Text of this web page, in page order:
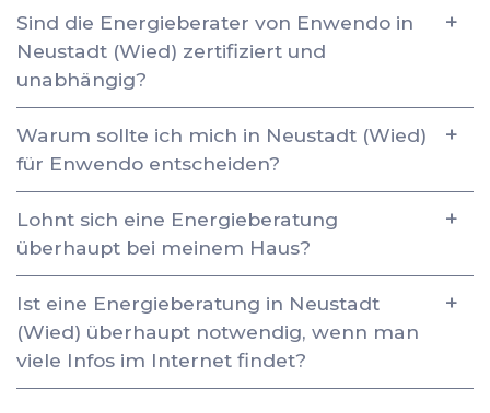
Sind die Energieberater von Enwendo in
Neustadt (Wied) zertifiziert und
unabhängig?
Warum sollte ich mich in Neustadt (Wied)
für Enwendo entscheiden?
Lohnt sich eine Energieberatung
überhaupt bei meinem Haus?
Ist eine Energieberatung in Neustadt
(Wied) überhaupt notwendig, wenn man
viele Infos im Internet findet?